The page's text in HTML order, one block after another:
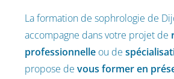
La formation de sophrologie de
accompagne dans votre projet de
professionnelle ou de
propose devous former en